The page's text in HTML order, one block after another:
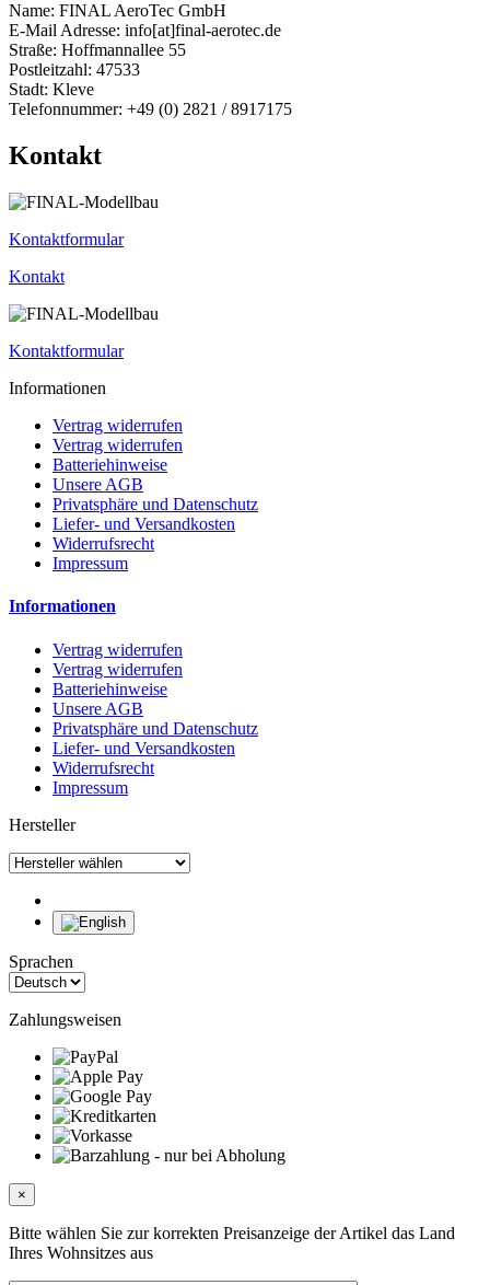
Name: FINAL AeroTec GmbH
E-Mail Adresse: info[at]final-aerotec.de
Straße: Hoffmannallee 55
Postleitzahl: 47533
Stadt: Kleve
Telefonnummer: +49 (0) 2821 / 8917175
Kontakt
Kontaktformular
Kontakt
Kontaktformular
Informationen
Vertrag widerrufen
Vertrag widerrufen
Batteriehinweise
Unsere AGB
Privatsphäre und Datenschutz
Liefer- und Versandkosten
Widerrufsrecht
Impressum
Informationen
Vertrag widerrufen
Vertrag widerrufen
Batteriehinweise
Unsere AGB
Privatsphäre und Datenschutz
Liefer- und Versandkosten
Widerrufsrecht
Impressum
Hersteller
Sprachen
Zahlungsweisen
×
Bitte wählen Sie zur korrekten Preisanzeige der Artikel das Land
Ihres Wohnsitzes aus